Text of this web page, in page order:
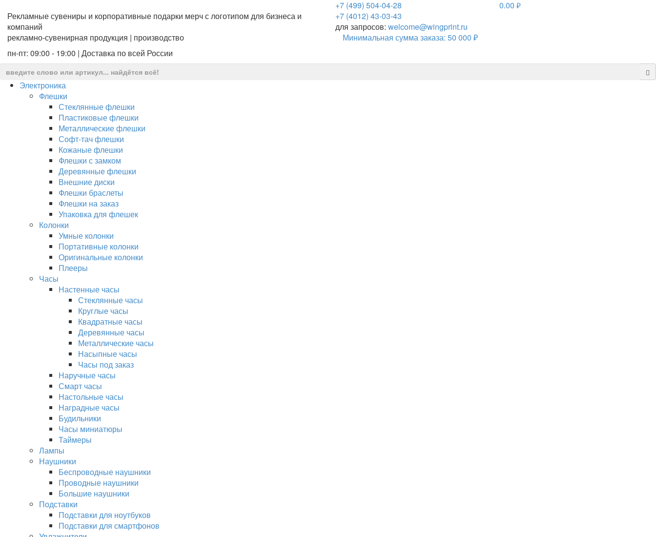
Рекламные сувениры и корпоративные подарки мерч с логотипом для бизнеса и
компаний
рекламно-сувенирная продукция | производство
пн-пт: 09:00 - 19:00 | Доставка по всей России
+7 (499) 504-04-28
+7 (4012) 43-03-43
для запросов: welcome@wingprint.ru
Минимальная сумма заказа: 50 000 ₽
0.00 руб.
Электроника
Флешки
Стеклянные флешки
Пластиковые флешки
Металлические флешки
Софт-тач флешки
Кожаные флешки
Флешки с замком
Деревянные флешки
Внешние диски
Флешки браслеты
Флешки на заказ
Упаковка для флешек
Колонки
Умные колонки
Портативные колонки
Оригинальные колонки
Плееры
Часы
Настенные часы
Стеклянные часы
Круглые часы
Квадратные часы
Деревянные часы
Металлические часы
Насыпные часы
Часы под заказ
Наручные часы
Смарт часы
Настольные часы
Наградные часы
Будильники
Часы миниатюры
Таймеры
Лампы
Наушники
Беспроводные наушники
Проводные наушники
Большие наушники
Подставки
Подставки для ноутбуков
Подставки для смартфонов